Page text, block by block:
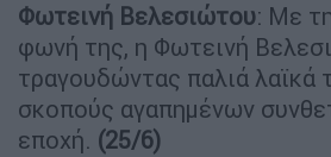
Φωτεινή Βελεσιώτου: Με
φωνή της, η Φωτεινή
τραγουδώντας παλιά λαϊκά
σκοπούς αγαπημένων
εποχή. (25/6)